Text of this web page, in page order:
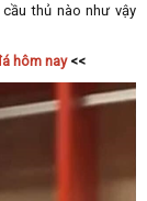
thủ nào như vậy
hôm nay<<